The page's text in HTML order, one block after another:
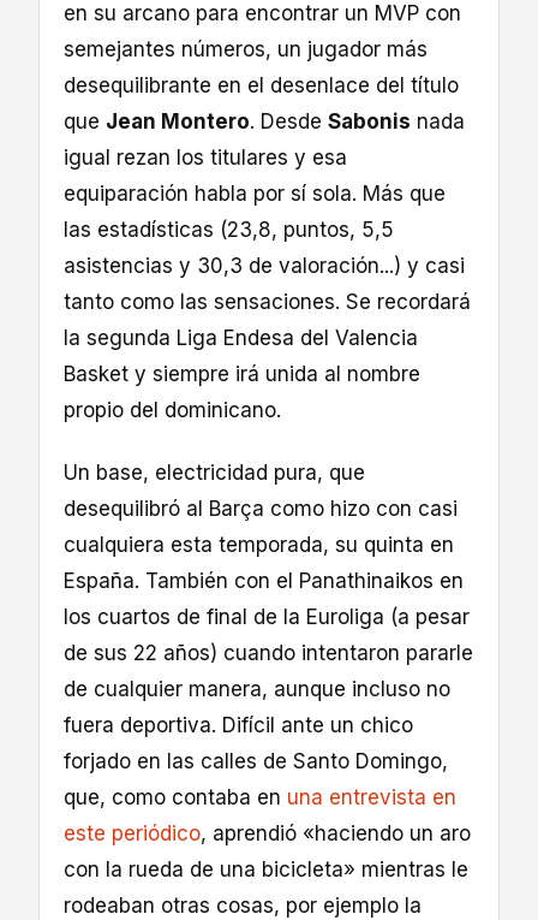
en su arcano para encontrar un MVP con
semejantes números, un jugador más
desequilibrante en el desenlace del título
que Jean Montero. Desde Sabonis nada
igual rezan los titulares y esa
equiparación habla por sí sola. Más que
las estadísticas (23,8, puntos, 5,5
asistencias y 30,3 de valoración...) y casi
tanto como las sensaciones. Se recordará
la segunda Liga Endesa del Valencia
Basket y siempre irá unida al nombre
propio del dominicano.
Un base, electricidad pura, que
desequilibró al Barça como hizo con casi
cualquiera esta temporada, su quinta en
España. También con el Panathinaikos en
los cuartos de final de la Euroliga (a pesar
de sus 22 años) cuando intentaron pararle
de cualquier manera, aunque incluso no
fuera deportiva. Difícil ante un chico
forjado en las calles de Santo Domingo,
que, como contaba en una entrevista en
este periódico, aprendió «haciendo un aro
con la rueda de una bicicleta» mientras le
rodeaban otras cosas, por ejemplo la